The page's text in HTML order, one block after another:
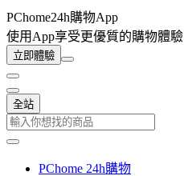
PChome24h購物App
使用App享受更優質的購物體驗
立即體驗
全站
PChome 24h購物